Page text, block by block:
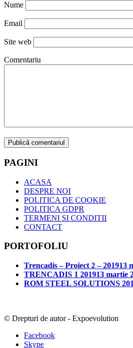
Nume
Email
Site web
Comentariu
PAGINI
ACASA
DESPRE NOI
POLITICA DE COOKIE
POLITICA GDPR
TERMENI SI CONDITII
CONTACT
PORTOFOLIU
Trencadis – Proiect 2 – 201913
TRENCADIS 1 201913 martie
ROM STEEL SOLUTIONS
© Drepturi de autor - Expoevolution
Facebook
Skype